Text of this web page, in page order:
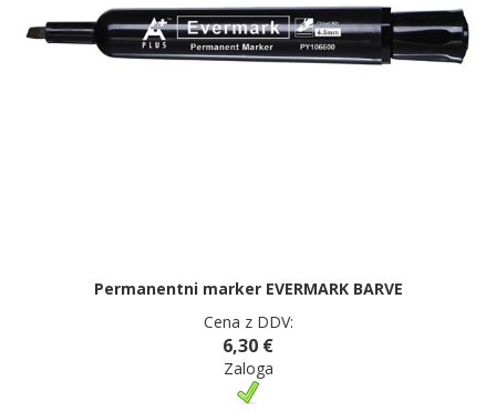
Permanentni marker EVERMARK BARVE
Cena z DDV:
6,30 €
Zaloga